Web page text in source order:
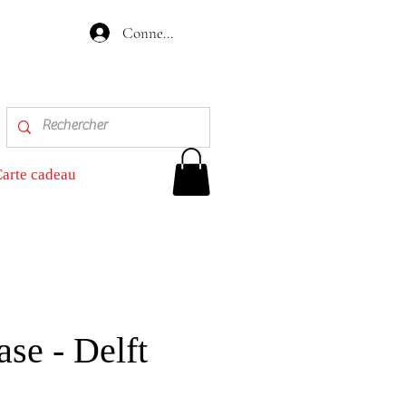
Connexion
cadeau
- Delft